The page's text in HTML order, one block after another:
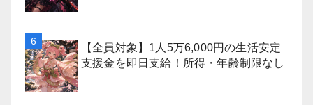
【全員対象】1人5万6,000円の生活安定
支援金を即日支給！所得・年齢制限なし